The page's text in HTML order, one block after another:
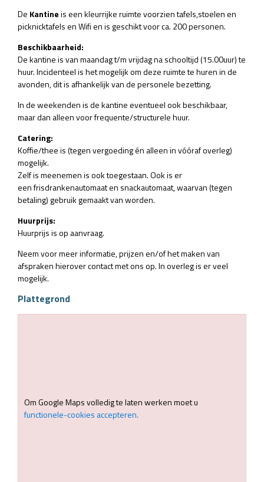
De Kantineis een kleurrijke ruimte voorzien tafels,stoelen en
picknicktafels en Wifi en is geschikt voor ca. 200 personen.
Beschikbaarheid:
De kantine is van maandag t/m vrijdag na schooltijd (15.00uur) te
huur. Incidenteel is het mogelijk om deze ruimte te huren in de
avonden, dit is afhankelijk van de personele bezetting.
In de weekenden is de kantine eventueel ook beschikbaar,
maar dan alleen voor frequente/structurele huur.
Catering:
Koffie/thee is (tegen vergoeding én alleen in vóóraf overleg)
mogelijk.
Zelf is meenemen is ook toegestaan. Ook is er
een frisdrankenautomaat en snackautomaat, waarvan (tegen
betaling) gebruik gemaakt van worden.
Huurprijs:
Huurprijs is op aanvraag.
Neem voor meer informatie, prijzen en/of het maken van
afspraken hierover contact met ons op. In overleg is er veel
mogelijk.
Plattegrond
Om Google Maps volledig te laten werken moet u
functionele-cookies accepteren.